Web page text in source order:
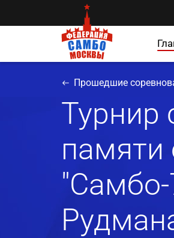
Прошедшие
Турнир
памяти